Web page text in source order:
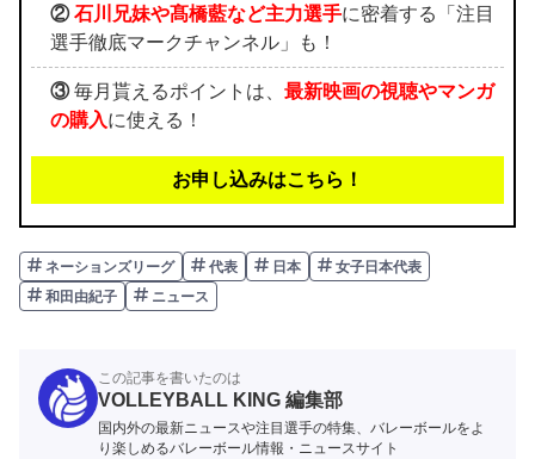
② 石川兄妹や髙橋藍など主力選手に密着する「注目
選手徹底マークチャンネル」も！
③毎月貰えるポイントは、 最新映画の視聴やマンガ
の購入に使える！
お申し込みはこちら！
ネーションズリーグ 代表 日本
女子日本代表
和田由紀子
ニュース
この記事を書いたのは
VOLLEYBALL KING 編集部
国内外の最新ニュースや注目選手の特集、バレーボールをよ
り楽しめるバレーボール情報・ニュースサイト